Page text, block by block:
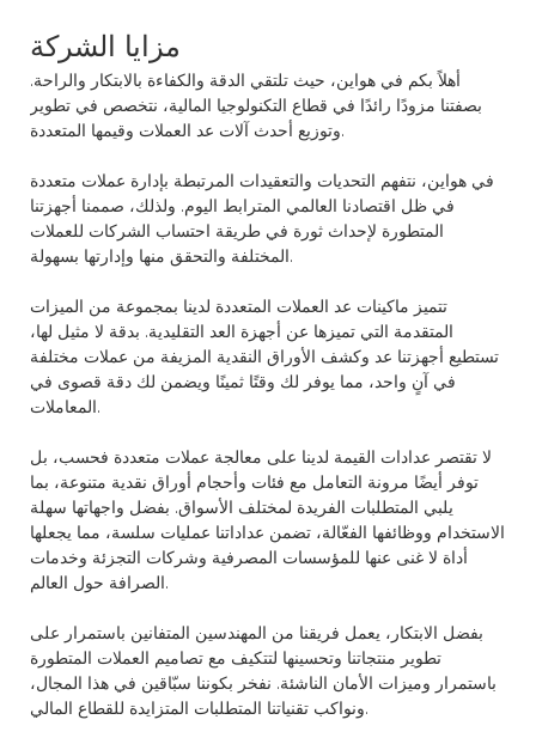
مزايا الشركة
أهلاً بكم في هواين، حيث تلتقي الدقة والكفاءة بالابتكار والراحة.
بصفتنا مزودًا رائدًا في قطاع التكنولوجيا المالية، نتخصص في تطوير
وتوزيع أحدث آلات عد العملات وقيمها المتعددة.
في هواين، نتفهم التحديات والتعقيدات المرتبطة بإدارة عملات متعددة
في ظل اقتصادنا العالمي المترابط اليوم. ولذلك، صممنا أجهزتنا
المتطورة لإحداث ثورة في طريقة احتساب الشركات للعملات
المختلفة والتحقق منها وإدارتها بسهولة.
تتميز ماكينات عد العملات المتعددة لدينا بمجموعة من الميزات
المتقدمة التي تميزها عن أجهزة العد التقليدية. بدقة لا مثيل لها،
تستطيع أجهزتنا عد وكشف الأوراق النقدية المزيفة من عملات مختلفة
في آنٍ واحد، مما يوفر لك وقتًا ثمينًا ويضمن لك دقة قصوى في
المعاملات.
لا تقتصر عدادات القيمة لدينا على معالجة عملات متعددة فحسب، بل
توفر أيضًا مرونة التعامل مع فئات وأحجام أوراق نقدية متنوعة، بما
يلبي المتطلبات الفريدة لمختلف الأسواق. بفضل واجهاتها سهلة
الاستخدام ووظائفها الفعّالة، تضمن عداداتنا عمليات سلسة، مما يجعلها
أداة لا غنى عنها للمؤسسات المصرفية وشركات التجزئة وخدمات
الصرافة حول العالم.
بفضل الابتكار، يعمل فريقنا من المهندسين المتفانين باستمرار على
تطوير منتجاتنا وتحسينها لتتكيف مع تصاميم العملات المتطورة
باستمرار وميزات الأمان الناشئة. نفخر بكوننا سبّاقين في هذا المجال،
ونواكب تقنياتنا المتطلبات المتزايدة للقطاع المالي.